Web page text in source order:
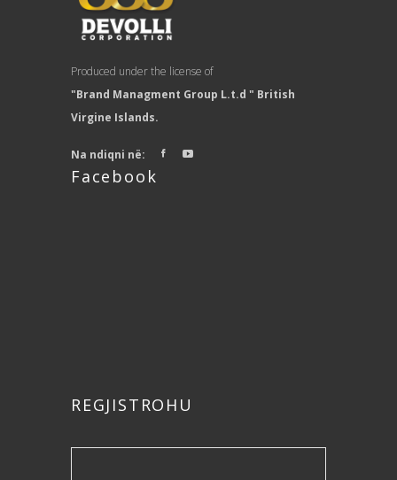
Produced under the license of
"Brand Managment Group L.t.d " British
Virgine Islands.
Na ndiqni në:
Facebook
REGJISTROHU